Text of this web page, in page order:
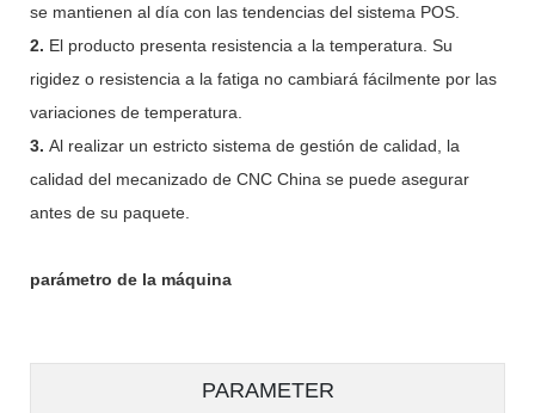
se mantienen al día con las tendencias del sistema POS.
2. El producto presenta resistencia a la temperatura. Su
rigidez o resistencia a la fatiga no cambiará fácilmente por las
variaciones de temperatura.
3. Al realizar un estricto sistema de gestión de calidad, la
calidad del mecanizado de CNC China se puede asegurar
antes de su paquete.
parámetro de la máquina
PARAMETER